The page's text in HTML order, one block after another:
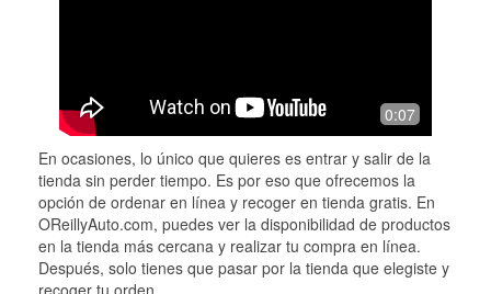
0:07
En ocasiones, lo único que quieres es entrar y salir de la
tienda sin perder tiempo. Es por eso que ofrecemos la
opción de ordenar en línea y recoger en tienda gratis. En
OReillyAuto.com, puedes ver la disponibilidad de productos
en la tienda más cercana y realizar tu compra en línea.
Después, solo tienes que pasar por la tienda que elegiste y
recoger tu orden.